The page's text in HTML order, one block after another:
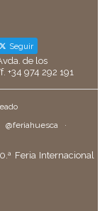
Seguir
de los
+34 974 292 191
@feriahuesca
·
Feria Internacional